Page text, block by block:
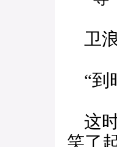
卫浪
“到
这时
笑了